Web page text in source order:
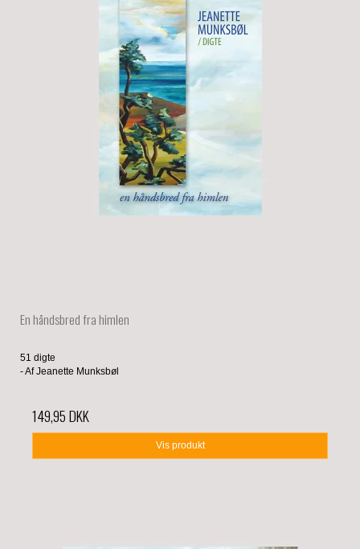
En håndsbred fra himlen
51 digte
- Af Jeanette Munksbøl
149,95 DKK
Vis produkt